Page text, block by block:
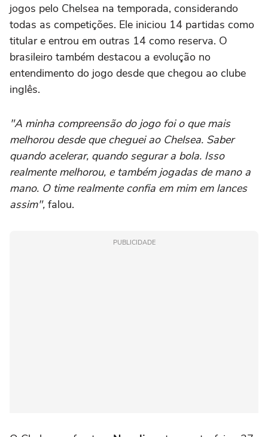
jogos pelo Chelsea na temporada, considerando
todas as competições. Ele iniciou 14 partidas como
titular e entrou em outras 14 como reserva. O
brasileiro também destacou a evolução no
entendimento do jogo desde que chegou ao clube
inglês.
"A minha compreensão do jogo foi o que mais
melhorou desde que cheguei ao Chelsea. Saber
quando acelerar, quando segurar a bola. Isso
realmente melhorou, e também jogadas de mano a
mano. O time realmente confia em mim em lances
assim", falou.
PUBLICIDADE